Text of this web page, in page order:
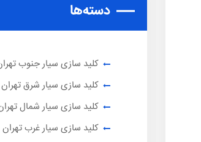
دسته‌ها
کلید سازی سیار جنوب
کلید سازی سیار شرق تهران
کلید سازی سیار شمال
کلید سازی سیار غرب تهران